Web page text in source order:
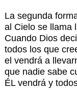
La segunda
al Cielo se llama
Cuando Dios
todos los que
el vendrá a
que nadie sabe
ÉL vendrá y